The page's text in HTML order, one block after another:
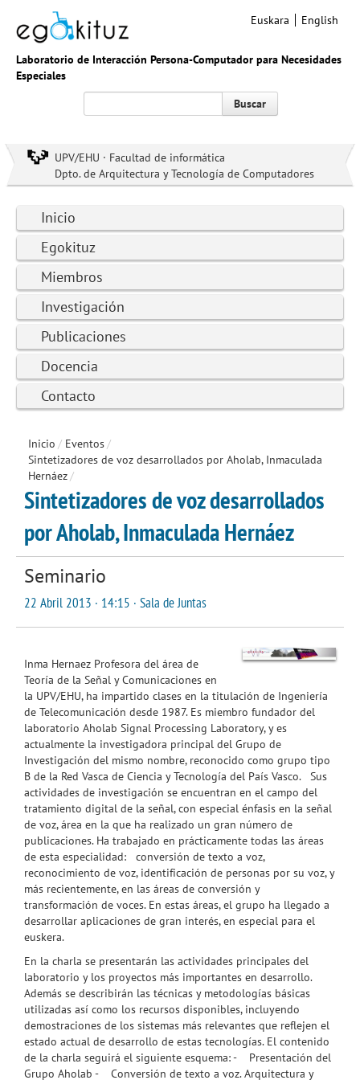
Laboratorio de Interacción Persona-Computador para Necesidades
Especiales
Euskara English
Buscar
UPV/EHU · Facultad de informática
Dpto. de Arquitectura y Tecnología de Computadores
Inicio
Egokituz
Miembros
Investigación
Publicaciones
Docencia
Contacto
Inicio / Eventos/
Sintetizadores de voz desarrollados por Aholab, Inmaculada
Hernáez/
Sintetizadores de voz desarrollados
por Aholab, Inmaculada Hernáez
Seminario
22 Abril 2013 · 14:15 · Sala de Juntas
Inma Hernaez Profesora del área de
Teoría de la Señal y Comunicaciones en
la UPV/EHU, ha impartido clases en la titulación de Ingeniería
de Telecomunicación desde 1987. Es miembro fundador del
laboratorio Aholab Signal Processing Laboratory, y es
actualmente la investigadora principal del Grupo de
Investigación del mismo nombre, reconocido como grupo tipo
B de la Red Vasca de Ciencia y Tecnología del País Vasco. Sus
actividades de investigación se encuentran en el campo del
tratamiento digital de la señal, con especial énfasis en la señal
de voz, área en la que ha realizado un gran número de
publicaciones. Ha trabajado en prácticamente todas las áreas
de esta especialidad: conversión de texto a voz,
reconocimiento de voz, identificación de personas por su voz, y
más recientemente, en las áreas de conversión y
transformación de voces. En estas áreas, el grupo ha llegado a
desarrollar aplicaciones de gran interés, en especial para el
euskera.
En la charla se presentarán las actividades principales del
laboratorio y los proyectos más importantes en desarrollo.
Además se describirán las técnicas y metodologías básicas
utilizadas así como los recursos disponibles, incluyendo
demostraciones de los sistemas más relevantes que reflejen el
estado actual de desarrollo de estas tecnologías. El contenido
de la charla seguirá el siguiente esquema: - Presentación del
Grupo Aholab - Conversión de texto a voz. Arquitectura y